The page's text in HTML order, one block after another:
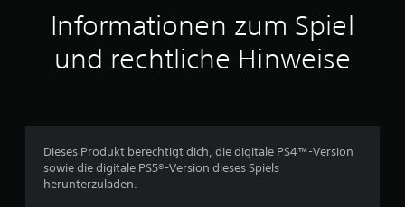
t
t
c
Informationen zum Spiel
und rechtliche Hinweise
Dieses Produkt berechtigt dich, die digitale PS4™-Version
sowie die digitale PS5®-Version dieses Spiels
herunterzuladen.